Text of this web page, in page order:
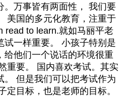
。万事皆有两面性， 我们要
美国的多元化教育，注重于
read to learn.就如马丽平老
试一样重要。 小孩子特别是
给他们一个说话的环境很重
重要。 国内喜欢考试。其实
。 但是我们可以把考试作为
定目标，也是老师的目标。